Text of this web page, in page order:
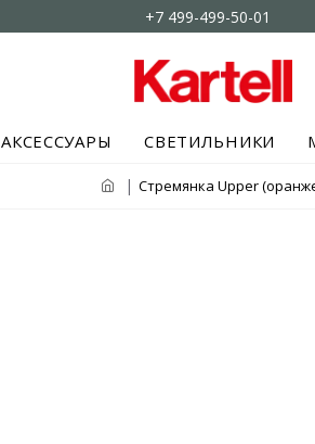
+7 499-499-50-01
АКСЕССУАРЫ СВЕТИЛЬНИКИ
Стремянка Upper